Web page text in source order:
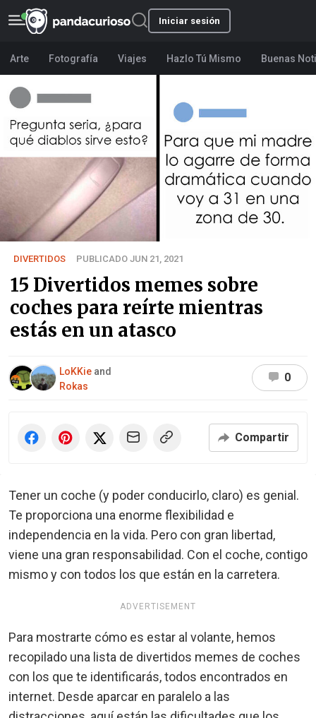
Iniciar sesión
Arte Fotografía Viajes Hazlo Tú Mismo Buenas
DIVERTIDOS PUBLICADO JUN 21, 2021
15 Divertidos memes sobre
coches para reírte mientras
estás en un atasco
LoKKie and
Rokas
0
Compartir
Tener un coche (y poder conducirlo, claro) es genial.
Te proporciona una enorme flexibilidad e
independencia en la vida. Pero con gran libertad,
viene una gran responsabilidad. Con el coche, contigo
mismo y con todos los que están en la carretera.
ADVERTISEMENT
Para mostrarte cómo es estar al volante, hemos
recopilado una lista de divertidos memes de coches
con los que te identificarás, todos encontrados en
internet. Desde aparcar en paralelo a las